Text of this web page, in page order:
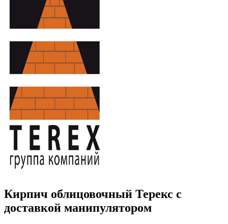
Кирпич облицовочный Терекс с
доставкой манипулятором